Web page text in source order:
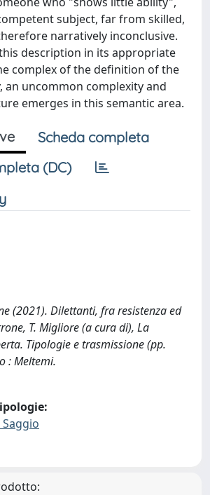
subject, far from skilled,
narratively inconclusive.
description in its appropriate
complex of the definition of the
an uncommon complexity and
emerges in this semantic area.
Scheda completa
(DC)
(2021). Dilettanti, fra resistenza ed
T. Migliore (a cura di), La
Tipologie e trasmissione (pp.
: Meltemi.